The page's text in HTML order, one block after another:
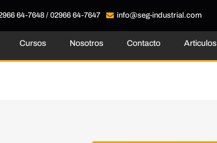
64-7648 / 02966 64-7647 info@seg-industrial.com
Cursos Nosotros Contacto Articulos